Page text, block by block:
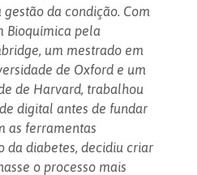
da condição. Com
Bioquímica pela
um mestrado em
de Oxford e um
de Harvard, trabalhou
digital antes de fundar
as ferramentas
da diabetes, decidiu criar
o processo mais